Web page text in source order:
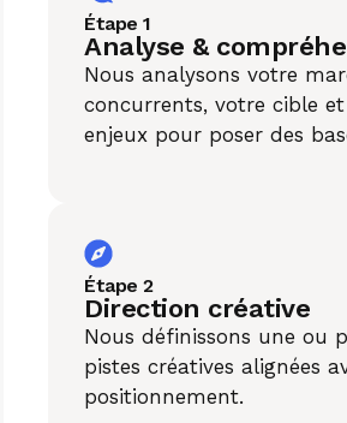
Étape 1
Analyse &
Nous analysons votre
concurrents, votre cible et
enjeux pour poser des
Étape 2
Direction créative​
Nous définissons une ou
pistes créatives alignées
positionnement.